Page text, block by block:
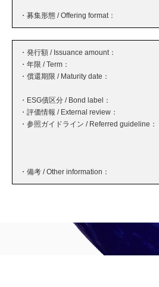
・募集形態 / Offering format：
・発行額 / Issuance amount：
・年限 / Term：
・償還期限 / Maturity date：
・ESG債区分 / Bond label：
・評価情報 / External review：
・参照ガイドライン / Referred guideline：
・備考 / Other information：